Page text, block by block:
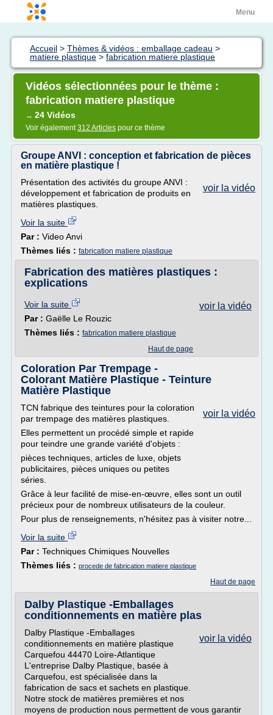
Menu
Accueil > Thèmes & vidéos : emballage cadeau >
matiere plastique > fabrication matiere plastique
Vidéos sélectionnées pour le thème :
fabrication matiere plastique
→ 24 Vidéos
Voir également312 Articles pour ce thème
Groupe ANVI : conception et fabrication de pièces
en matière plastique !
voir la vidéo
Présentation des activités du groupe ANVI :
développement et fabrication de produits en
matières plastiques.
Voir la suite
Par : Video Anvi
Thèmes liés : fabrication matiere plastique
Fabrication des matières plastiques :
explications
voir la vidéo
Voir la suite
Par : Gaëlle Le Rouzic
Thèmes liés : fabrication matiere plastique
Haut de page
Coloration Par Trempage -
Colorant Matière Plastique - Teinture
Matière Plastique
voir la vidéo
TCN fabrique des teintures pour la coloration
par trempage des matières plastiques.
Elles permettent un procédé simple et rapide
pour teindre une grande variété d'objets :
pièces techniques, articles de luxe, objets
publicitaires, pièces uniques ou petites
séries.
Grâce à leur facilité de mise-en-œuvre, elles sont un outil
précieux pour de nombreux utilisateurs de la couleur.
Pour plus de renseignements, n'hésitez pas à visiter notre...
Voir la suite
Par : Techniques Chimiques Nouvelles
Thèmes liés : procede de fabrication matiere plastique
Haut de page
Dalby Plastique -Emballages
conditionnements en matière plas
voir la vidéo
Dalby Plastique -Emballages
conditionnements en matière plastique
Carquefou 44470 Loire-Atlantique
L'entreprise Dalby Plastique, basée à
Carquefou, est spécialisée dans la
fabrication de sacs et sachets en plastique.
Notre stock de matières premières et nos
moyens de production nous permettent de vous garantir